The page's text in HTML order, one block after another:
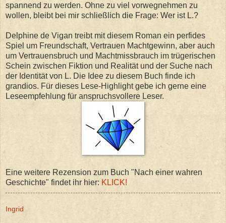
spannend zu werden. Ohne zu viel vorwegnehmen zu
wollen, bleibt bei mir schließlich die Frage: Wer ist L.?
Delphine de Vigan treibt mit diesem Roman ein perfides
Spiel um Freundschaft, Vertrauen Machtgewinn, aber auch
um Vertrauensbruch und Machtmissbrauch im trügerischen
Schein zwischen Fiktion und Realität und der Suche nach
der Identität von L. Die Idee zu diesem Buch finde ich
grandios. Für dieses Lese-Highlight gebe ich gerne eine
Leseempfehlung für anspruchsvollere Leser.
Eine weitere Rezension zum Buch "Nach einer wahren
Geschichte" findet ihr hier: KLICK!
Ingrid